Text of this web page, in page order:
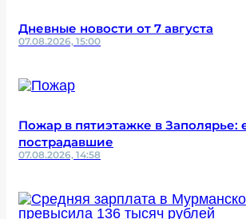
Дневные новости от 7 августа
07.08.2026, 15:00
Пожар в пятиэтажке в Заполярье:
пострадавшие
07.08.2026, 14:58